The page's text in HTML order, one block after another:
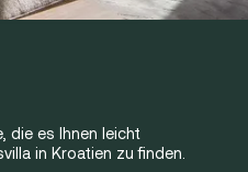
die es Ihnen leicht
in Kroatien zu finden.